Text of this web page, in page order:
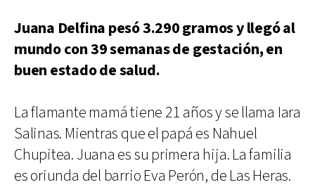
Juana Delfina pesó 3.290 gramos y llegó al
mundo con 39 semanas de gestación, en
buen estado de salud.
La flamante mamá tiene 21 años y se llama Iara
Salinas. Mientras que el papá es Nahuel
Chupitea. Juana es su primera hija. La familia
es oriunda del barrio Eva Perón, de Las Heras.